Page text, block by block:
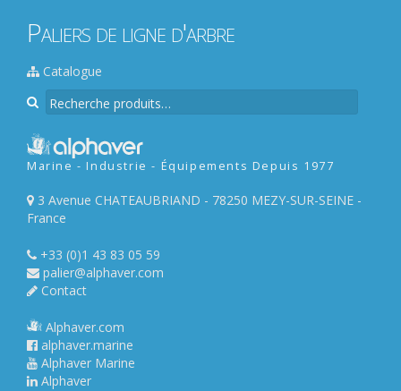
Paliers de ligne d'arbre
Catalogue
e
c
h
e
c
h
p
o
u
Marine - Industrie - Équipements Depuis 1977
3 Avenue CHATEAUBRIAND - 78250 MEZY-SUR-SEINE -
France
+33 (0)1 43 83 05 59
palier@alphaver.com
Contact
Alphaver.com
alphaver.marine
Alphaver Marine
Alphaver